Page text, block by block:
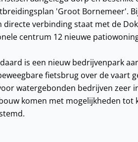
'Groot Bornemeer'.
directe verbinding staat met de
centrum 12 nieuwe
is een nieuw bedrijvenpark
fietsbrug over de vaart
watergebonden bedrijven zeer
komen met mogelijkheden